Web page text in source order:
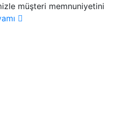
müşteri memnuniyetini